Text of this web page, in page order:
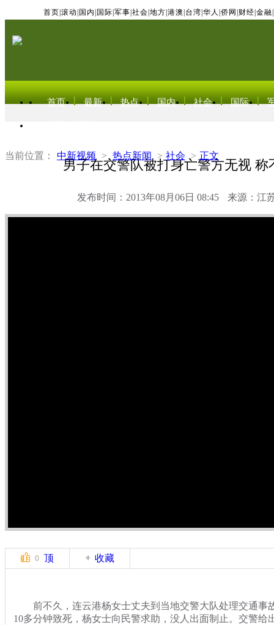
首页 滚动 国内 国际 军事 社会 地方 港澳 台湾 华人 侨网 财经 金融
首页 最新 热点 国内 社会 国际
当前位置： 中新视频 > 热点新闻 > 社会 > 正文
男子在交警队被打身亡警方无视 称
发布时间：2013年08月06日 08:45 来源：江
0 顶 收藏
前不久，连云港杨女士丈夫到当地交警大队处理交通事
10多分钟致死，杨女士向民警求助，没人出面制止。交警给